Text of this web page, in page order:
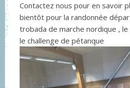
Contactez nous pour en savoir
bientôt pour la randonnée
trobada de marche nordique ,
le challenge de pétanque